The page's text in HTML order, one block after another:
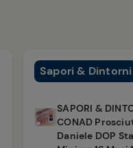
Sapori & Dintorni
SAPORI &
CONAD
Daniele DOP